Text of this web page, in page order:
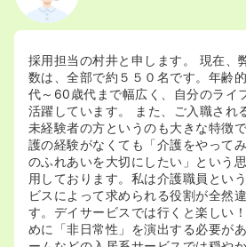
採用担当の村井と申します。 現在、
数は、全部で約５５０名です。年齢
代～60歳代まで幅広く、自分のライ
活躍しています。 また、ご入職され
未経験者の方というのも大きな特徴
護の経験がなくても「介護をやって
のふれあいを大切にしたい」という
用しております。私は介護職員とい
ビスによって求められる役割が全然
す。デイサービスでは行くと楽しい
めに「非日常性」を演出する必要が